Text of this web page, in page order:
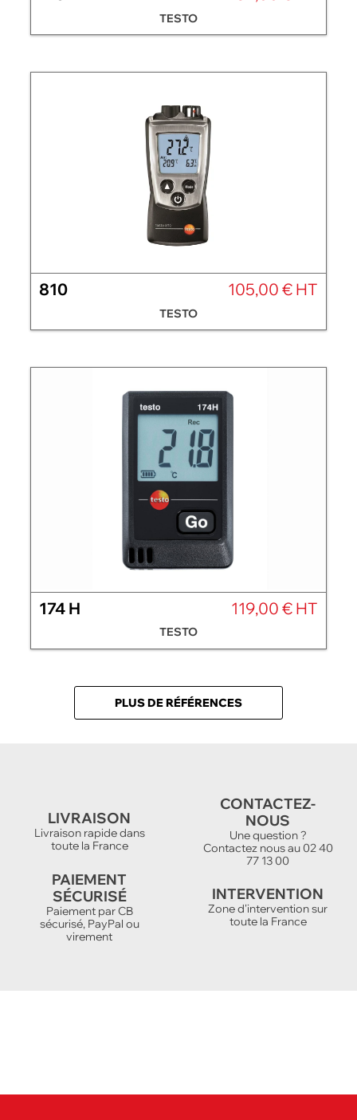
TESTO
810 105,00 € HT
TESTO
174 H 119,00 € HT
TESTO
PLUS DE RÉFÉRENCES
LIVRAISON
Livraison rapide dans
toute la France
CONTACTEZ-
NOUS
Une question ?
Contactez nous au 02 40
77 13 00
PAIEMENT
SÉCURISÉ
Paiement par CB
sécurisé, PayPal ou
virement
INTERVENTION
Zone d'intervention sur
toute la France